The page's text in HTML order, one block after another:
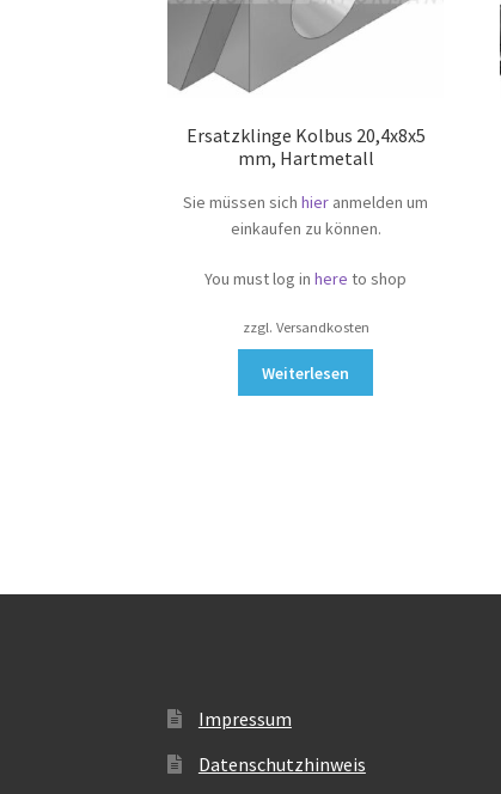
Ersatzklinge Kolbus 20,4x8x5
mm, Hartmetall
Sie müssen sichhier anmelden um
einkaufen zu können.
You must log inhereto shop
zzgl. Versandkosten
Weiterlesen
Impressum
Datenschutzhinweis